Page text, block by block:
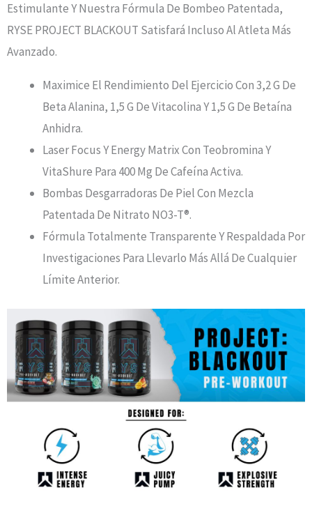
Estimulante Y Nuestra Fórmula De Bombeo Patentada,
RYSE PROJECT BLACKOUT Satisfará Incluso Al Atleta Más
Avanzado.
Maximice El Rendimiento Del Ejercicio Con 3,2 G De
Beta Alanina, 1,5 G De Vitacolina Y 1,5 G De Betaína
Anhidra.
Laser Focus Y Energy Matrix Con Teobromina Y
VitaShure Para 400 Mg De Cafeína Activa.
Bombas Desgarradoras De Piel Con Mezcla
Patentada De Nitrato NO3-T®.
Fórmula Totalmente Transparente Y Respaldada Por
Investigaciones Para Llevarlo Más Allá De Cualquier
Límite Anterior.